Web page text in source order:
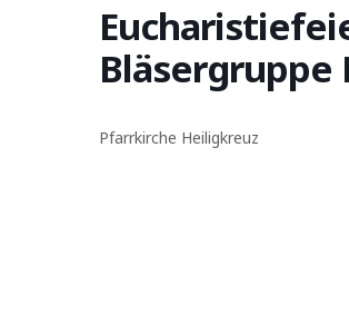
Bläsergruppe
Pfarrkirche Heiligkreuz